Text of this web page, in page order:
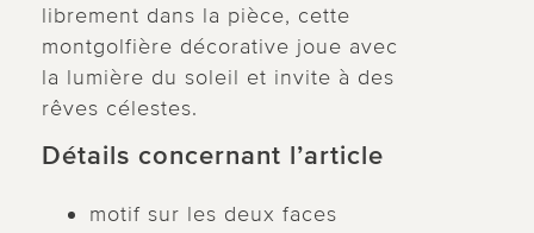
librement dans la pièce, cette
montgolfière décorative joue avec
la lumière du soleil et invite à des
rêves célestes.
Détails concernant l’article
motif sur les deux faces